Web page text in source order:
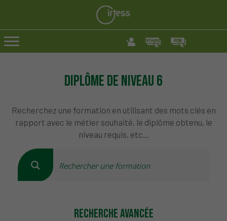
Diplôme de niveau 6
Recherchez une formation en utilisant des mots clés en
rapport avec le métier souhaité, le diplôme obtenu, le
niveau requis, etc...
RECHERCHE AVANCÉE